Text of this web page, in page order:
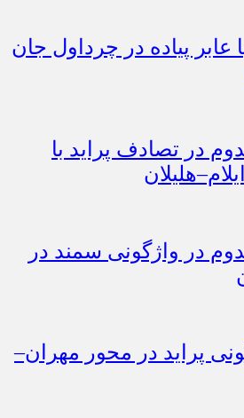
پژو ۲۰۶ با عابر پیاده در چرداول جان
و ۴ مصدوم در تصادف پراید با
و ۳ مصدوم در واژگونی سمند در
پراید در محور مهران–